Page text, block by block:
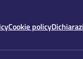
Cookie policy